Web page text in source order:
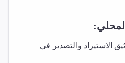
الاستيراد والتصدير في